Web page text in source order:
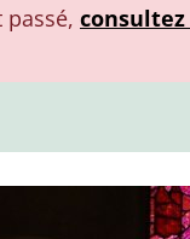
passé, consultez